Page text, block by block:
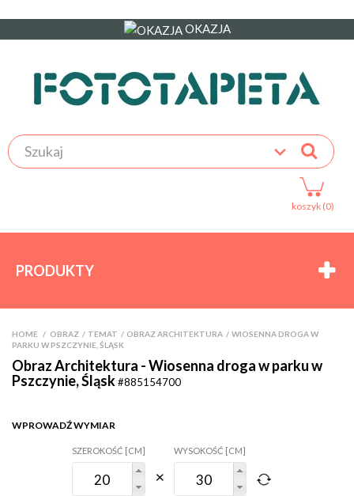
OKAZJA
koszyk (0)
PRODUKTY
HOME OBRAZ >TEMAT >OBRAZ ARCHITEKTURA >WIOSENNA DROGA W
PARKU W PSZCZYNIE, ŚLĄSK
Obraz Architektura - Wiosenna droga w parku w
Pszczynie, Śląsk#885154700
WPROWADŹ WYMIAR
SZEROKOŚĆ [CM] WYSOKOŚĆ [CM]